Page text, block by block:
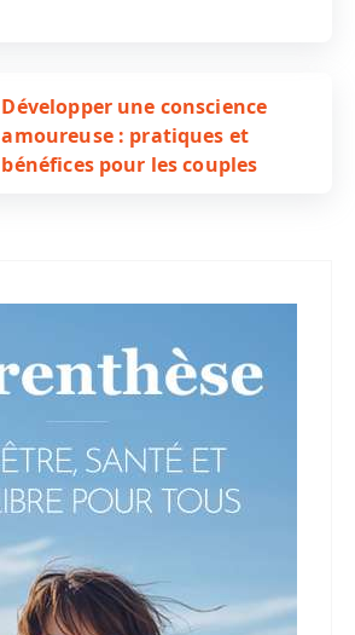
Développer une conscience
amoureuse : pratiques et
bénéfices pour les couples